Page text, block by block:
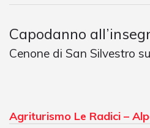
Capodanno
Cenone di San Silvestro
Agriturismo Le Radici –